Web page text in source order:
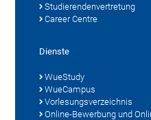
Studierendenvertretung
Career Centre
Dienste
WueStudy
WueCampus
Vorlesungsverzeichnis
Online-Bewerbung und